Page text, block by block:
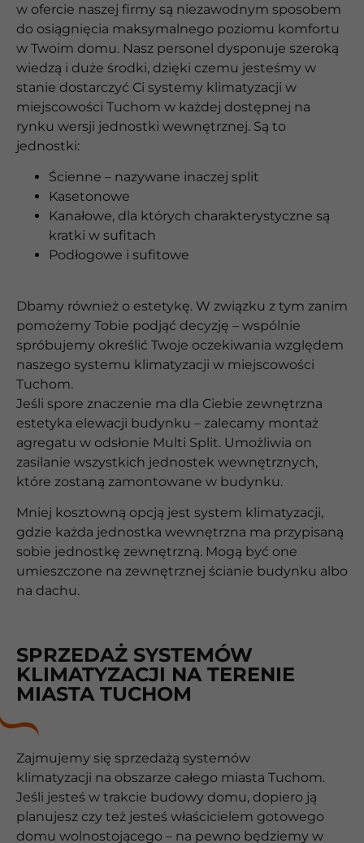
w ofercie naszej firmy są niezawodnym sposobem
do osiągnięcia maksymalnego poziomu komfortu
w Twoim domu. Nasz personel dysponuje szeroką
wiedzą i duże środki, dzięki czemu jesteśmy w
stanie dostarczyć Ci systemy klimatyzacji w
miejscowości Tuchom w każdej dostępnej na
rynku wersji jednostki wewnętrznej. Są to
jednostki:
Ścienne – nazywane inaczej split
Kasetonowe
Kanałowe, dla których charakterystyczne są
kratki w sufitach
Podłogowe i sufitowe
Dbamy również o estetykę. W związku z tym zanim
pomożemy Tobie podjąć decyzję – wspólnie
spróbujemy określić Twoje oczekiwania względem
naszego systemu klimatyzacji w miejscowości
Tuchom.
Jeśli spore znaczenie ma dla Ciebie zewnętrzna
estetyka elewacji budynku – zalecamy montaż
agregatu w odsłonie Multi Split. Umożliwia on
zasilanie wszystkich jednostek wewnętrznych,
które zostaną zamontowane w budynku.
Mniej kosztowną opcją jest system klimatyzacji,
gdzie każda jednostka wewnętrzna ma przypisaną
sobie jednostkę zewnętrzną. Mogą być one
umieszczone na zewnętrznej ścianie budynku albo
na dachu.
SPRZEDAŻ SYSTEMÓW
KLIMATYZACJI NA TERENIE
MIASTA TUCHOM
Zajmujemy się sprzedażą systemów
klimatyzacji na obszarze całego miasta Tuchom.
Jeśli jesteś w trakcie budowy domu, dopiero ją
planujesz czy też jesteś właścicielem gotowego
domu wolnostojącego – na pewno będziemy w